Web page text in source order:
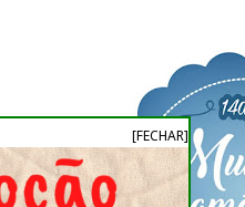
[FECHAR]